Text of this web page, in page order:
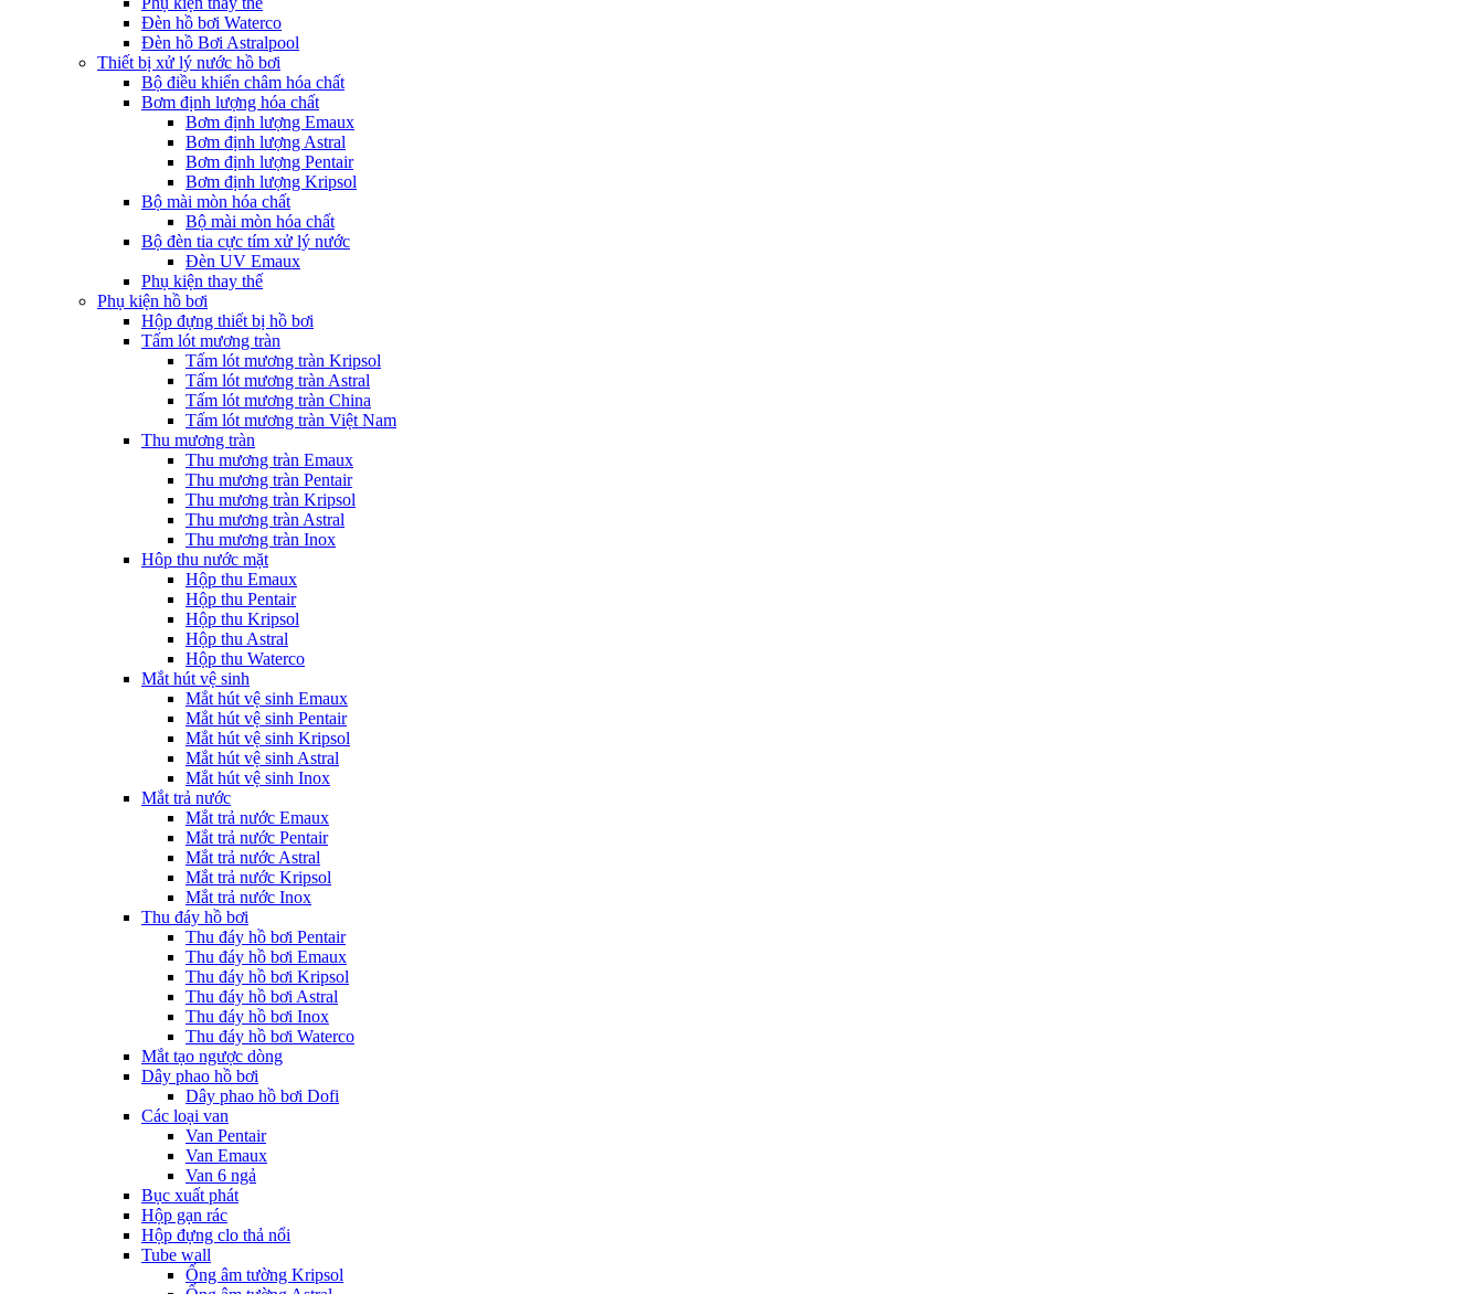
Đèn hồ bơi Waterco
Đèn hồ Bơi Astralpool
Thiết bị xử lý nước hồ bơi
Bộ điều khiển châm hóa chất
Bơm định lượng hóa chất
Bơm định lượng Emaux
Bơm định lượng Astral
Bơm định lượng Pentair
Bơm định lượng Kripsol
Bộ mài mòn hóa chất
Bộ mài mòn hóa chất
Bộ đèn tia cực tím xử lý nước
Đèn UV Emaux
Phụ kiện thay thế
Phụ kiện hồ bơi
Hộp đựng thiết bị hồ bơi
Tấm lót mương tràn
Tấm lót mương tràn Kripsol
Tấm lót mương tràn Astral
Tấm lót mương tràn China
Tấm lót mương tràn Việt Nam
Thu mương tràn
Thu mương tràn Emaux
Thu mương tràn Pentair
Thu mương tràn Kripsol
Thu mương tràn Astral
Thu mương tràn Inox
Hôp thu nước mặt
Hộp thu Emaux
Hộp thu Pentair
Hộp thu Kripsol
Hộp thu Astral
Hộp thu Waterco
Mắt hút vệ sinh
Mắt hút vệ sinh Emaux
Mắt hút vệ sinh Pentair
Mắt hút vệ sinh Kripsol
Mắt hút vệ sinh Astral
Mắt hút vệ sinh Inox
Mắt trả nước
Mắt trả nước Emaux
Mắt trả nước Pentair
Mắt trả nước Astral
Mắt trả nước Kripsol
Mắt trả nước Inox
Thu đáy hồ bơi
Thu đáy hồ bơi Pentair
Thu đáy hồ bơi Emaux
Thu đáy hồ bơi Kripsol
Thu đáy hồ bơi Astral
Thu đáy hồ bơi Inox
Thu đáy hồ bơi Waterco
Mắt tạo ngược dòng
Dây phao hồ bơi
Dây phao hồ bơi Dofi
Các loại van
Van Pentair
Van Emaux
Van 6 ngả
Bục xuất phát
Hộp gạn rác
Hộp đựng clo thả nổi
Tube wall
Ống âm tường Kripsol